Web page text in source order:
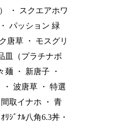
・
スクエアホワ
・ パッション 緑
唐草 ・
モスグリ
皿（プラチナボ
麺 ・ 新唐子
・
・ 波唐草 ・ 特選
間取イナホ ・ 青
ｵﾘｼﾞﾅﾙ八角6.3丼・